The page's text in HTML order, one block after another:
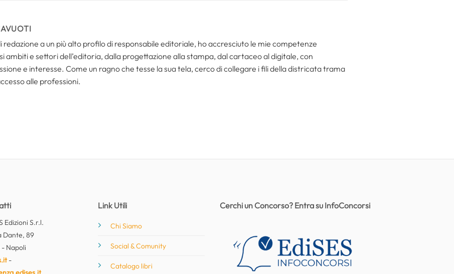
redazione a un più alto profilo di responsabile editoriale, ho accresciuto le mie competenze
ambiti e settori dell’editoria, dalla progettazione alla stampa, dal cartaceo al digitale, con
e interesse. Come un ragno che tesse la sua tela, cerco di collegare i fili della districata trama
alle professioni.
Edizioni S.r.l.
Dante, 89
- Napoli
-
Link Utili
Chi Siamo
Social & Comunity
Catalogo libri
Cerchi un Concorso? Entra su InfoConcorsi